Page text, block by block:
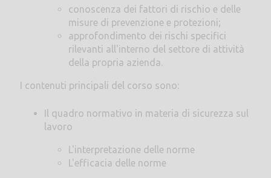
conoscenza dei fattori di rischio e delle
misure di prevenzione e protezioni;
approfondimento dei rischi specifici
rilevanti all'interno del settore di attività
della propria azienda.
I contenuti principali del corso sono:
Il quadro normativo in materia di sicurezza sul
lavoro
L'interpretazione delle norme
L'efficacia delle norme